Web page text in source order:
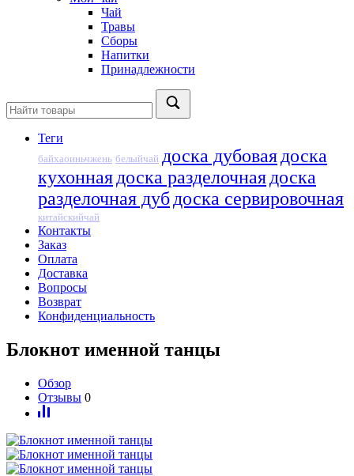
Чай
Травы
Сборы
Напитки
Принадлежности
Теги
байхаоиньчжень белыйчай доска дубовая доска
кухонная доска разделочная доска
разделочная дуб доска сервировочная
китайскийчай
Контакты
Заказ
Оплата
Доставка
Вопросы
Возврат
Конфиденциальность
Блокнот именной танцы
Обзор
Отзывы 0